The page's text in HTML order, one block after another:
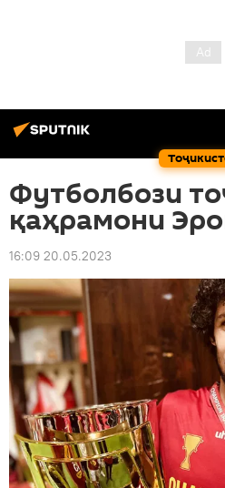
Футболбози
қаҳрамони
16:09 20.05.2023